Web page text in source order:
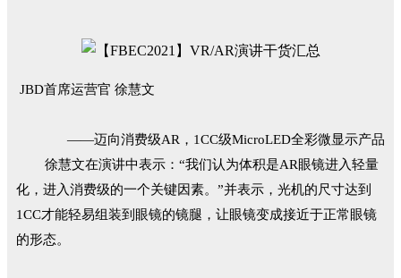
JBD首席运营官 徐慧文
——迈向消费级AR，1CC级MicroLED全彩微显示产品
徐慧文在演讲中表示：“我们认为体积是AR眼镜进入轻量
化，进入消费级的一个关键因素。”并表示，光机的尺寸达到
1CC才能轻易组装到眼镜的镜腿，让眼镜变成接近于正常眼镜
的形态。